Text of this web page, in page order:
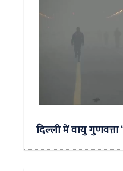
दिल्ली में वायु गुणवत्ता